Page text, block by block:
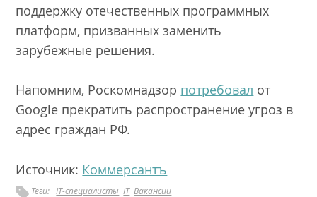
поддержку отечественных программных
платформ, призванных заменить
зарубежные решения.
Напомним, Роскомнадзор потребовал от
Google прекратить распространение угроз в
адрес граждан РФ.
Источник: Коммерсантъ
Теги: IT-специалисты IT Вакансии